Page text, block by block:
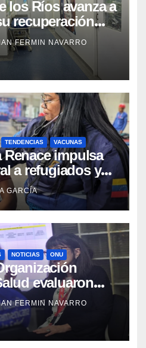
los Ríos avanza a
recuperación
eventos
FERMIN NAVARRO
TENDENCIAS VACUNAS
Renace impulsa
a refugiados y
en
GARCÍA
NOTICIAS ONU
evaluaron
integral en
saneamiento e
sísmica
FERMIN NAVARRO